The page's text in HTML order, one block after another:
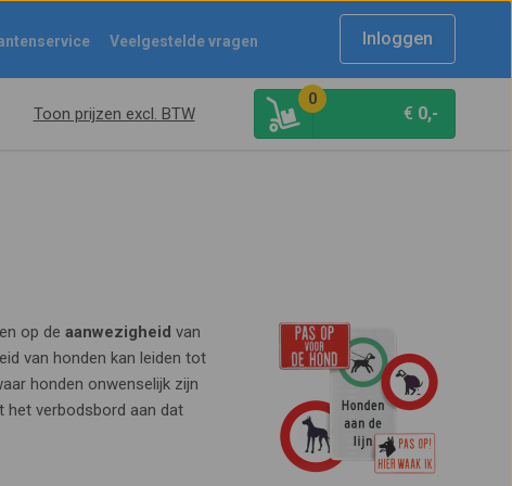
Veelgestelde vragen Inloggen
Toon prijzen excl. BTW
0
€ 0,-
op de aanwezigheid van
van honden kan leiden tot
honden onwenselijk zijn
het verbodsbord aan dat